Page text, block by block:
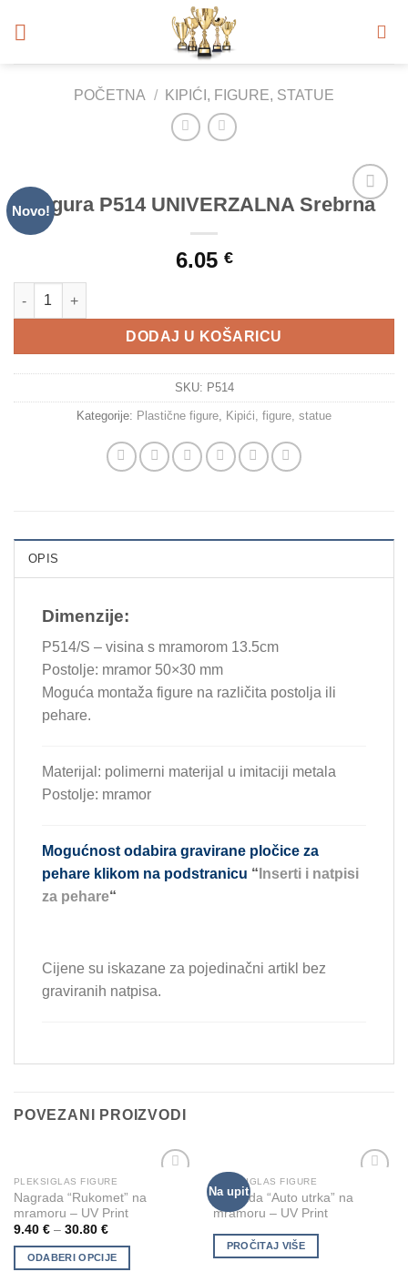
POČETNA / KIPIĆI, FIGURE, STATUE
Novo!Figura P514 UNIVERZALNA Srebrna
6.05 €
Figura P514 UNIVERZALNA Srebrna količina
DODAJ U KOŠARICU
SKU: P514
Kategorije: Plastične figure Kipići, figure, statue
OPIS
Dimenzije:
P514/S – visina s mramorom 13.5cm
Postolje: mramor 50×30 mm
Moguća montaža figure na različita postolja ili
pehare.
Materijal: polimerni materijal u imitaciji metala
Postolje: mramor
Mogućnost odabira gravirane pločice za
pehare klikom na podstranicu “ Inserti i natpisi
za pehare“
Cijene su iskazane za pojedinačni artikl bez
graviranih natpisa.
POVEZANI PROIZVODI
PLEKSIGLAS FIGURE
Nagrada “Rukomet” na
mramoru – UV Print
9.40 €– 30.80 €
ODABERI OPCIJE
This
product
has
variants.
Na upit
Wishlist
PLEKSIGLAS FIGURE
Nagrada “Auto utrka” na
mramoru – UV Print
PROČITAJ VIŠE